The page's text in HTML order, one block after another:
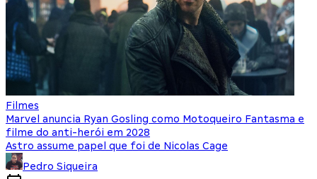
Filmes
Marvel anuncia Ryan Gosling como Motoqueiro Fantasma e
filme do anti-herói em 2028
Astro assume papel que foi de Nicolas Cage
Pedro Siqueira